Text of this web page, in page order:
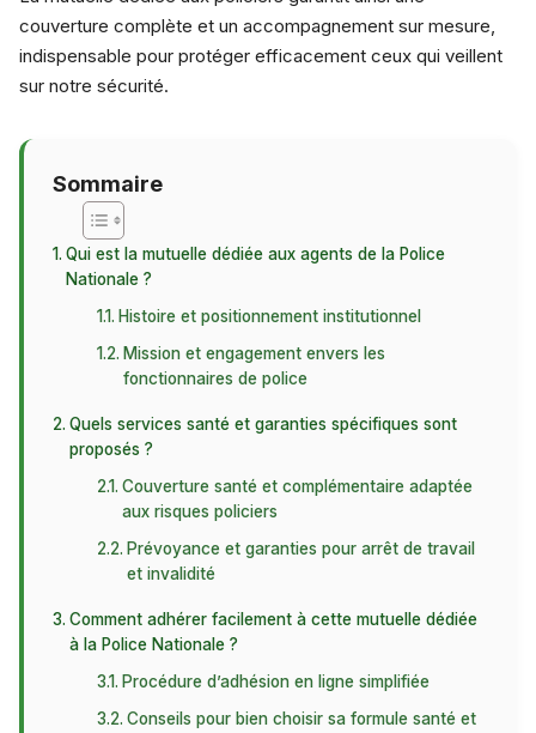
couverture complète et un accompagnement sur mesure,
indispensable pour protéger efficacement ceux qui veillent
sur notre sécurité.
Sommaire
Qui est la mutuelle dédiée aux agents de la Police
Nationale ?
Histoire et positionnement institutionnel
Mission et engagement envers les
fonctionnaires de police
Quels services santé et garanties spécifiques sont
proposés ?
Couverture santé et complémentaire adaptée
aux risques policiers
Prévoyance et garanties pour arrêt de travail
et invalidité
Comment adhérer facilement à cette mutuelle dédiée
à la Police Nationale ?
Procédure d’adhésion en ligne simplifiée
Conseils pour bien choisir sa formule santé et